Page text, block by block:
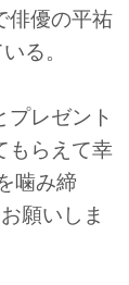
俳優の平祐
る。
レゼント
もらえて幸
噛み締
願いしま